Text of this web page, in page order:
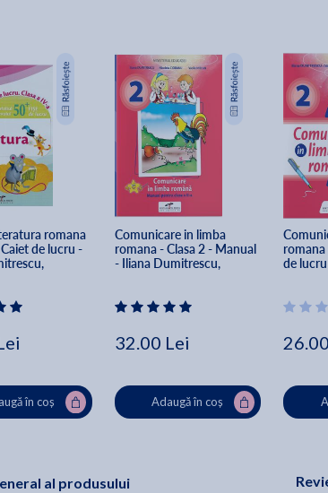
romana
de lucru -
în coș
Comunicare in limba
romana - Clasa 2 - Manual
- Iliana Dumitrescu,
32.00 Lei
Adaugă în coș
romana
de
al produsului